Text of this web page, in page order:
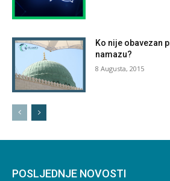
Ko nije obavezan
namazu?
8 Augusta, 2015
POSLJEDNJE NOVOSTI